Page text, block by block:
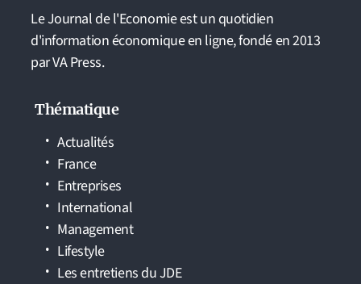
Le Journal de l'Economie est un quotidien
d'information économique en ligne, fondé en 2013
par VA Press.
Thématique
Actualités
France
Entreprises
International
Management
Lifestyle
Les entretiens du JDE